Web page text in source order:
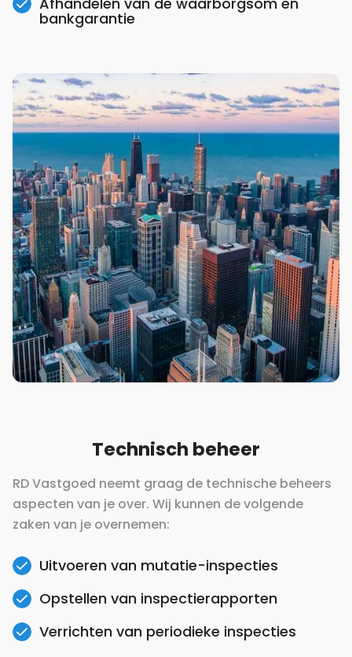
bankgarantie
Technisch beheer
RD Vastgoed neemt graag de technische beheers
aspecten van je over. Wij kunnen de volgende
zaken van je overnemen:
Uitvoeren van mutatie-inspecties
Opstellen van inspectierapporten
Verrichten van periodieke inspecties